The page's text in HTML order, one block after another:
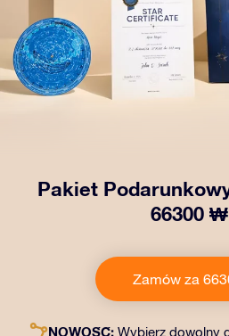
Pakiet
66300 ₩
naszemu OSR Gift Pack! Ten
kopertę i spersonalizowane
wybrany adres, a także
Zamów za
NOWOŚĆ: Wybierz dowolny